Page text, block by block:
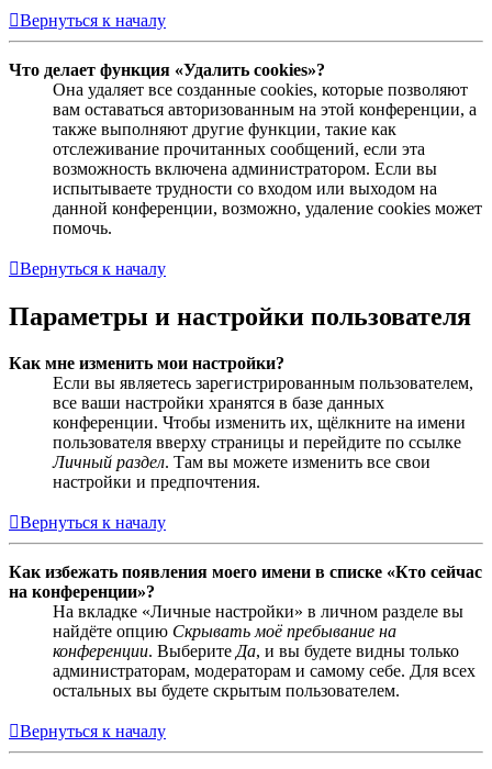
Вернуться к началу
Что делает функция «Удалить cookies»?
Она удаляет все созданные cookies, которые позволяют
вам оставаться авторизованным на этой конференции, а
также выполняют другие функции, такие как
отслеживание прочитанных сообщений, если эта
возможность включена администратором. Если вы
испытываете трудности со входом или выходом на
данной конференции, возможно, удаление cookies может
помочь.
Вернуться к началу
Параметры и настройки пользователя
Как мне изменить мои настройки?
Если вы являетесь зарегистрированным пользователем,
все ваши настройки хранятся в базе данных
конференции. Чтобы изменить их, щёлкните на имени
пользователя вверху страницы и перейдите по ссылке
Личный раздел. Там вы можете изменить все свои
настройки и предпочтения.
Вернуться к началу
Как избежать появления моего имени в списке «Кто сейчас
на конференции»?
На вкладке «Личные настройки» в личном разделе вы
найдёте опцию Скрывать моё пребывание на
конференции. Выберите Да, и вы будете видны только
администраторам, модераторам и самому себе. Для всех
остальных вы будете скрытым пользователем.
Вернуться к началу